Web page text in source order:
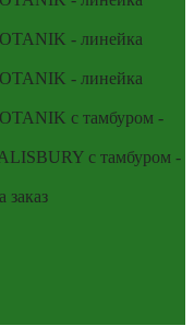
- линейка
- линейка
с тамбуром -
с тамбуром -